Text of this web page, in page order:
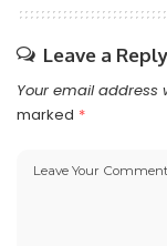
Leave a Reply
Your email address
marked *